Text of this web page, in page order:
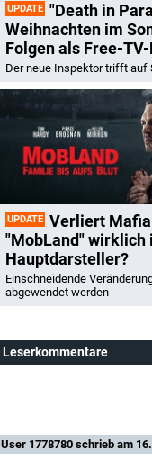
UPDATE "Death in
Weihnachten im
Folgen als Free-
Der neue Inspektor trifft auf
UPDATE Verliert
"MobLand" wirklich
Hauptdarsteller?
Einschneidende
abgewendet werden
Leserkommentare
User 1778780 schrieb am